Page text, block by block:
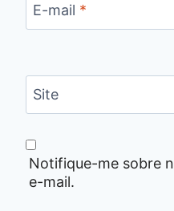
E-mail *
Site
Notifique-me sobre
e-mail.